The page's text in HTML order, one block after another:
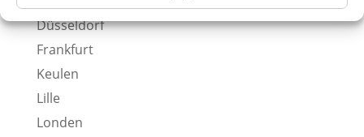
Düsseldorf
Frankfurt
Keulen
Lille
Londen